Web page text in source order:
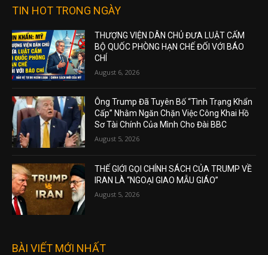
TIN HOT TRONG NGÀY
THƯỢNG VIỆN DÂN CHỦ ĐƯA LUẬT CẤM
BỘ QUỐC PHÒNG HẠN CHẾ ĐỐI VỚI BÁO
CHÍ
August 6, 2026
Ông Trump Đã Tuyên Bố “Tình Trạng Khẩn
Cấp” Nhằm Ngăn Chặn Việc Công Khai Hồ
Sơ Tài Chính Của Mình Cho Đài BBC
August 5, 2026
THẾ GIỚI GỌI CHÍNH SÁCH CỦA TRUMP VỀ
IRAN LÀ “NGOẠI GIAO MẪU GIÁO”
August 5, 2026
BÀI VIẾT MỚI NHẤT